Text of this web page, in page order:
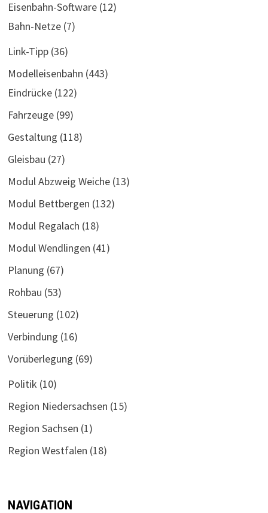
Eisenbahn-Software(12)
Bahn-Netze(7)
Link-Tipp(36)
Modelleisenbahn (443)
Eindrücke(122)
Fahrzeuge(99)
Gestaltung (118)
Gleisbau (27)
Modul Abzweig Weiche(13)
Modul Bettbergen (132)
Modul Regalach (18)
Modul Wendlingen (41)
Planung (67)
Rohbau (53)
Steuerung (102)
Verbindung (16)
Vorüberlegung (69)
Politik (10)
Region Niedersachsen (15)
Region Sachsen (1)
Region Westfalen (18)
NAVIGATION